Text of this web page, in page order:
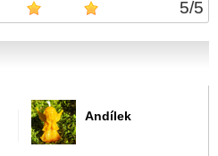
5/5
Andílek